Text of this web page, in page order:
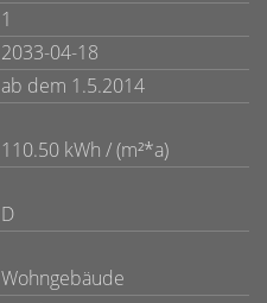
1
2033-04-18
ab dem 1.5.2014
110.50 kWh / (m²*a)
D
Wohngebäude